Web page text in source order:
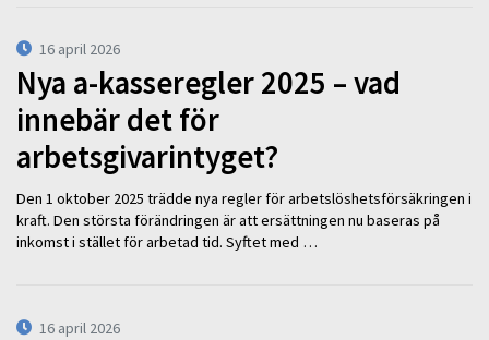
16 april 2026
Nya a-kasseregler 2025 – vad
innebär det för
arbetsgivarintyget?
Den 1 oktober 2025 trädde nya regler för arbetslöshetsförsäkringen i
kraft. Den största förändringen är att ersättningen nu baseras på
inkomst i stället för arbetad tid. Syftet med …
16 april 2026